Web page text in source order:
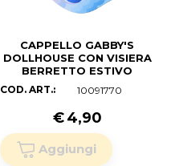
CAPPELLO GABBY'S
DOLLHOUSE CON VISIERA
BERRETTO ESTIVO
REGOLABILE BAMBINA -
YE40024LILLA (54 CM.)
COD. ART.: 10091770
€4,90